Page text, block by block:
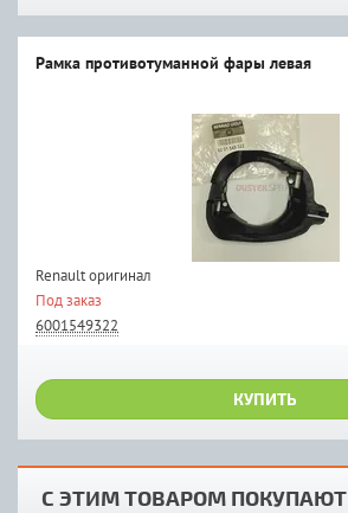
Рамка противотуманной фары левая
Renault оригинал
Под заказ
6001549322
КУПИТЬ
С ЭТИМ ТОВАРОМ ПОКУПАЮТ